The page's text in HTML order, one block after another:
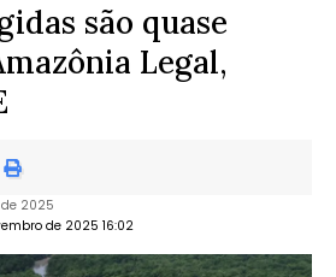
são quase
Legal,
de 2025 16:02
2025